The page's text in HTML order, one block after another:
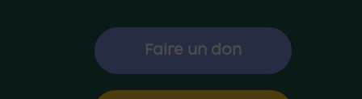
Faire un don